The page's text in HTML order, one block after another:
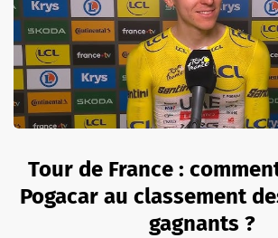
Tour de France :
Pogacar au classement
gagnants ?